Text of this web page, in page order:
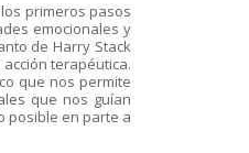
primeros pasos
emocionales y
de Harry Stack
terapéutica.
que nos permite
que nos guían
posible en parte a